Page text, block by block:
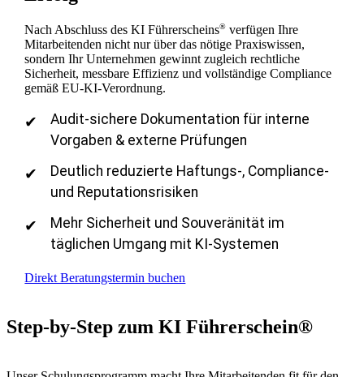
Nach Abschluss des KI Führerscheins® verfügen Ihre
Mitarbeitenden nicht nur über das nötige Praxiswissen,
sondern Ihr Unternehmen gewinnt zugleich rechtliche
Sicherheit, messbare Effizienz und vollständige Compliance
gemäß EU-KI-Verordnung.
Audit-sichere Dokumentation für interne
Vorgaben & externe Prüfungen
Deutlich reduzierte Haftungs-, Compliance-
und Reputationsrisiken
Mehr Sicherheit und Souveränität im
täglichen Umgang mit KI-Systemen
Direkt Beratungstermin buchen
Step-by-Step zum KI Führerschein®